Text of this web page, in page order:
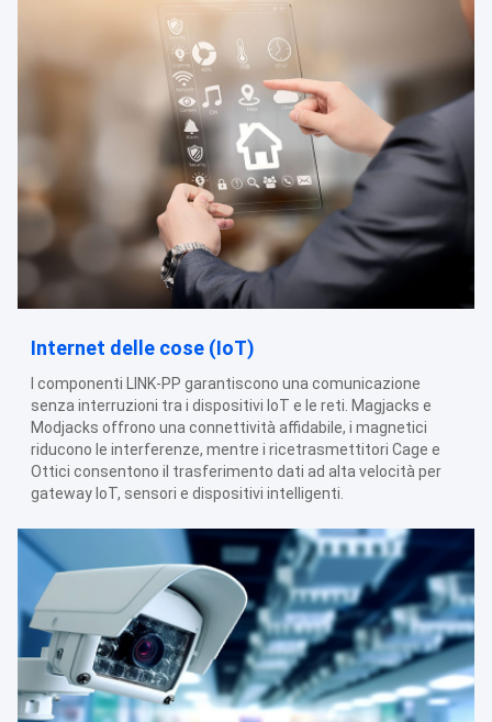
Internet delle cose (IoT)
I componenti LINK-PP garantiscono una comunicazione
senza interruzioni tra i dispositivi IoT e le reti. Magjacks e
Modjacks offrono una connettività affidabile, i magnetici
riducono le interferenze, mentre i ricetrasmettitori Cage e
Ottici consentono il trasferimento dati ad alta velocità per
gateway IoT, sensori e dispositivi intelligenti.